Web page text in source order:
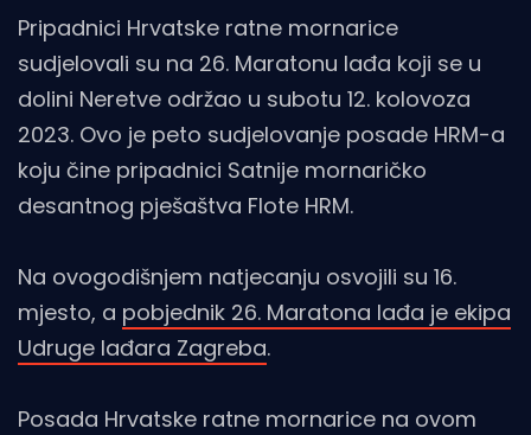
Pripadnici Hrvatske ratne mornarice
sudjelovali su na 26. Maratonu lađa koji se u
dolini Neretve održao u subotu 12. kolovoza
2023. Ovo je peto sudjelovanje posade HRM-a
koju čine pripadnici Satnije mornaričko
desantnog pješaštva Flote HRM.
Na ovogodišnjem natjecanju osvojili su 16.
mjesto, a pobjednik 26. Maratona lađa je ekipa
Udruge lađara Zagreba.
Posada Hrvatske ratne mornarice na ovom